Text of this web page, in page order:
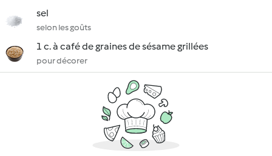
sel
selon les goûts
1 c. à café de graines de sésame grillées
pour décorer